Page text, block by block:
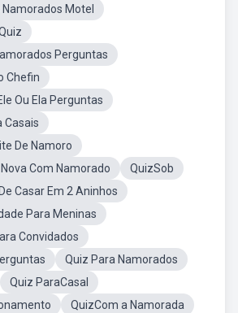
Motel
Perguntas
Chefin
Ou Ela Perguntas
Casais
De Namoro
Com Namorado
QuizSob
Casar Em 2 Aninhos
Para Meninas
Convidados
Quiz Para Namorados
Quiz ParaCasal
QuizCom a Namorada